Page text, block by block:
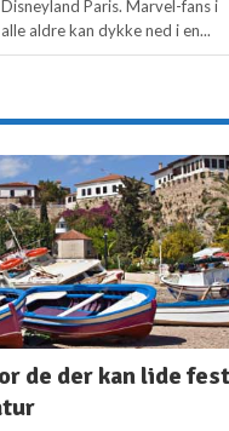
Disneyland Paris. Marvel-fans i
alle aldre kan dykke ned i en...
de der kan lide fest